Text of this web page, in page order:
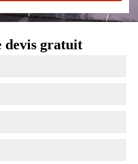
devis gratuit